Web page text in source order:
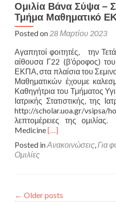
Ομιλία Βάνα Σύψα –
Τμήμα Μαθηματικό
Posted on 28 Μαρτίου 2023
Αγαπητοί φοιτητές, την
αίθουσα Γ22 (β’όροφος)
ΕΚΠΑ, στα πλαίσια του
Μαθηματικών έχουμε
Καθηγήτρια του Τμήματος
Ιατρικής Στατιστικής, της
http://scholar.uoa.gr/
λεπτομέρειες της
MedicineRead
about
Σεμινάριο
[…]
Posted inΑνακοινώσεις,Για
Ομιλίες
← Older posts